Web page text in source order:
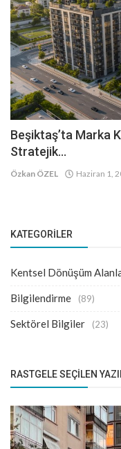
Beşiktaş’ta Marka
Stratejik...
Özkan ÖZEL Haziran 1,
KATEGORILER
Kentsel Dönüşüm
Bilgilendirme (89)
Sektörel Bilgiler (23)
RASTGELE SEÇILEN